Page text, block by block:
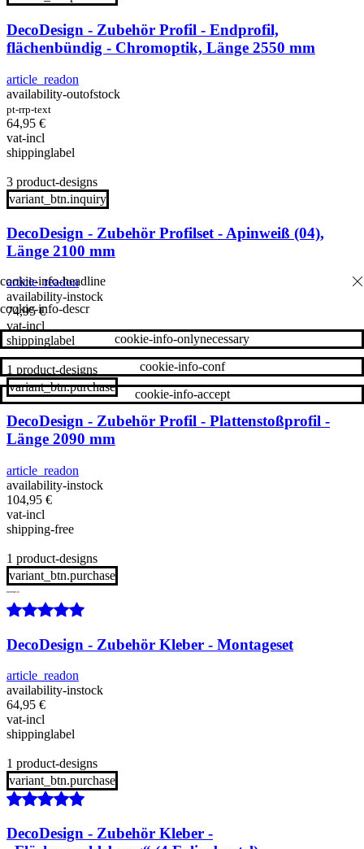
DecoDesign - Zubehör Profil - Endprofil,
flächenbündig - Chromoptik, Länge 2550 mm
article_readon
availability-outofstock
pt-rrp-text
64,95 €
vat-incl
shippinglabel
3 product-designs
variant_btn.inquiry
DecoDesign - Zubehör Profilset - Apinweiß (04),
Länge 2100 mm
article_readon
availability-instock
74,95€
vat-incl
shippinglabel
1 product-designs
variant_btn.purchase
DecoDesign - Zubehör Profil - Plattenstoßprofil -
Länge 2090 mm
article_readon
availability-instock
104,95 €
vat-incl
shipping-free
1 product-designs
variant_btn.purchase
DecoDesign - Zubehör Kleber - Montageset
article_readon
availability-instock
64,95 €
vat-incl
shippinglabel
1 product-designs
variant_btn.purchase
DecoDesign - Zubehör Kleber -
cookie-info-descr
cookie-info-accept
cookie-info-conf
cookie-info-onlynecessary